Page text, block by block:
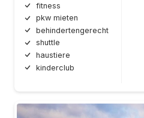
fitness
pkw mieten
behindertengerecht
shuttle
haustiere
kinderclub